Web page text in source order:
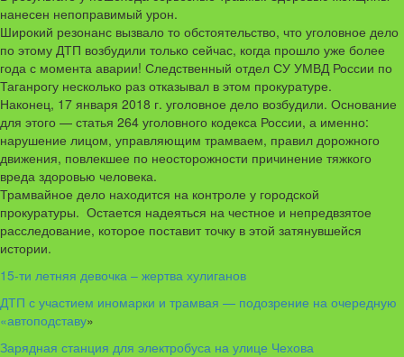
нанесен непоправимый урон.
Широкий резонанс вызвало то обстоятельство, что уголовное дело
по этому ДТП возбудили только сейчас, когда прошло уже более
года с момента аварии! Следственный отдел СУ УМВД России по
Таганрогу несколько раз отказывал в этом прокуратуре.
Наконец, 17 января 2018 г. уголовное дело возбудили. Основание
для этого — статья 264 уголовного кодекса России, а именно:
нарушение лицом, управляющим трамваем, правил дорожного
движения, повлекшее по неосторожности причинение тяжкого
вреда здоровью человека.
Трамвайное дело находится на контроле у городской
прокуратуры. Остается надеяться на честное и непредвзятое
расследование, которое поставит точку в этой затянувшейся
истории.
15-ти летняя девочка – жертва хулиганов
ДТП с участием иномарки и трамвая — подозрение на очередную
«автоподставу»
Зарядная станция для электробуса на улице Чехова